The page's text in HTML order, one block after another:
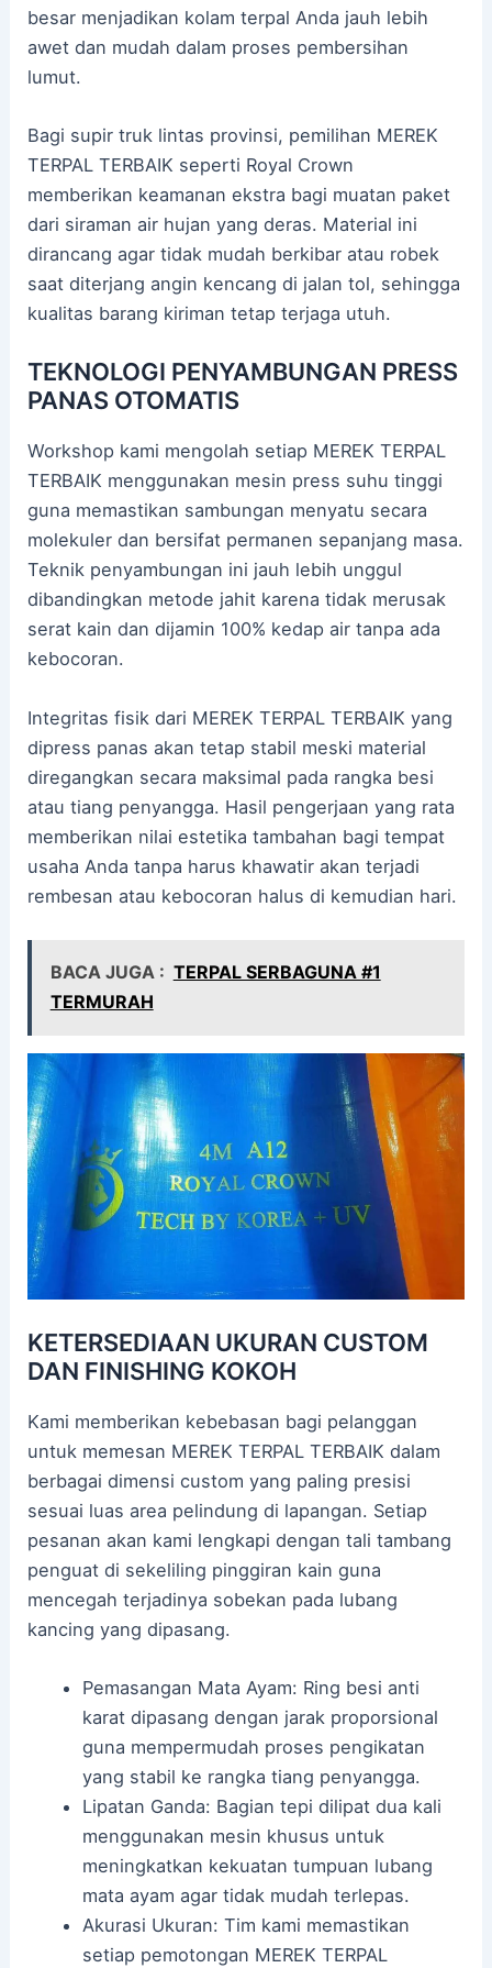
besar menjadikan kolam terpal Anda jauh lebih
awet dan mudah dalam proses pembersihan
lumut.
Bagi supir truk lintas provinsi, pemilihan MEREK
TERPAL TERBAIK seperti Royal Crown
memberikan keamanan ekstra bagi muatan paket
dari siraman air hujan yang deras. Material ini
dirancang agar tidak mudah berkibar atau robek
saat diterjang angin kencang di jalan tol, sehingga
kualitas barang kiriman tetap terjaga utuh.
TEKNOLOGI PENYAMBUNGAN PRESS
PANAS OTOMATIS
Workshop kami mengolah setiap MEREK TERPAL
TERBAIK menggunakan mesin press suhu tinggi
guna memastikan sambungan menyatu secara
molekuler dan bersifat permanen sepanjang masa.
Teknik penyambungan ini jauh lebih unggul
dibandingkan metode jahit karena tidak merusak
serat kain dan dijamin 100% kedap air tanpa ada
kebocoran.
Integritas fisik dari MEREK TERPAL TERBAIK yang
dipress panas akan tetap stabil meski material
diregangkan secara maksimal pada rangka besi
atau tiang penyangga. Hasil pengerjaan yang rata
memberikan nilai estetika tambahan bagi tempat
usaha Anda tanpa harus khawatir akan terjadi
rembesan atau kebocoran halus di kemudian hari.
BACA JUGA : TERPAL SERBAGUNA #1
TERMURAH
KETERSEDIAAN UKURAN CUSTOM
DAN FINISHING KOKOH
Kami memberikan kebebasan bagi pelanggan
untuk memesan MEREK TERPAL TERBAIK dalam
berbagai dimensi custom yang paling presisi
sesuai luas area pelindung di lapangan. Setiap
pesanan akan kami lengkapi dengan tali tambang
penguat di sekeliling pinggiran kain guna
mencegah terjadinya sobekan pada lubang
kancing yang dipasang.
Pemasangan Mata Ayam: Ring besi anti
karat dipasang dengan jarak proporsional
guna mempermudah proses pengikatan
yang stabil ke rangka tiang penyangga.
Lipatan Ganda: Bagian tepi dilipat dua kali
menggunakan mesin khusus untuk
meningkatkan kekuatan tumpuan lubang
mata ayam agar tidak mudah terlepas.
Akurasi Ukuran: Tim kami memastikan
setiap pemotongan MEREK TERPAL